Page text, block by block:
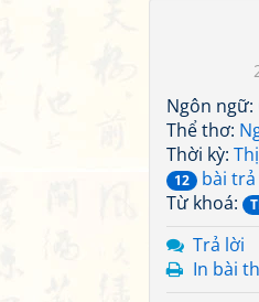
Ngôn ngữ:
Thể thơ:
Thời kỳ:
12 bài
Từ khoá:
Trả lời
In bài